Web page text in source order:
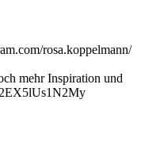
rosa.koppelmann/
mehr Inspiration und